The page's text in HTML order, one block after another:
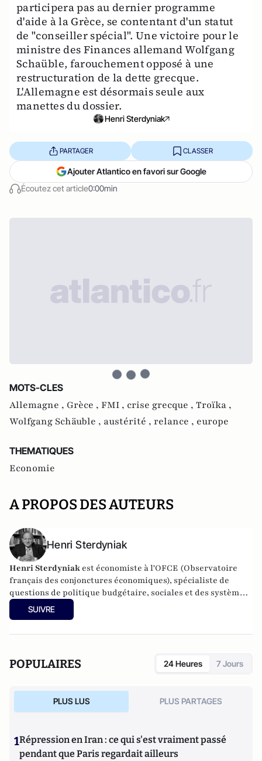
participera pas au dernier programme
d'aide à la Grèce, se contentant d'un statut
de "conseiller spécial". Une victoire pour le
ministre des Finances allemand Wolfgang
Schaüble, farouchement opposé à une
restructuration de la dette grecque.
L'Allemagne est désormais seule aux
manettes du dossier.
Henri Sterdyniak
Écoutez cet article0:00min
PARTAGER CLASSER
Ajouter Atlantico en favori sur Google
MOTS-CLES
Allemagne , Grèce , FMI , crise grecque , Troïka ,
Wolfgang Schäuble , austérité , relance , europe
THEMATIQUES
Economie
A PROPOS DES AUTEURS
Henri Sterdyniak
Henri Sterdyniak est économiste à l'OFCE (Observatoire
français des conjonctures économiques), spécialiste de
questions de politique budgétaire, sociales et des systèmes
de retraite.
SUIVRE
POPULAIRES 24 Heures 7 Jours
PLUS LUS PLUS PARTAGES
1Répression en Iran : ce qui s'est vraiment passé
pendant que Paris regardait ailleurs